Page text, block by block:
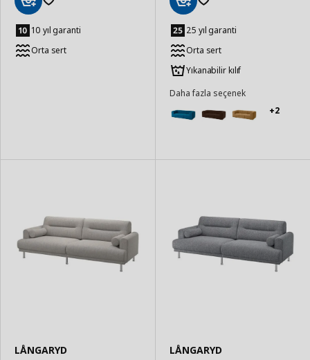
Ekle 10 yıl garanti
Orta sert
Ekle 25 yıl garanti
Orta sert
Yıkanabilir kılıf
Daha fazla seçenek
+2
LÅNGARYD
LÅNGARYD